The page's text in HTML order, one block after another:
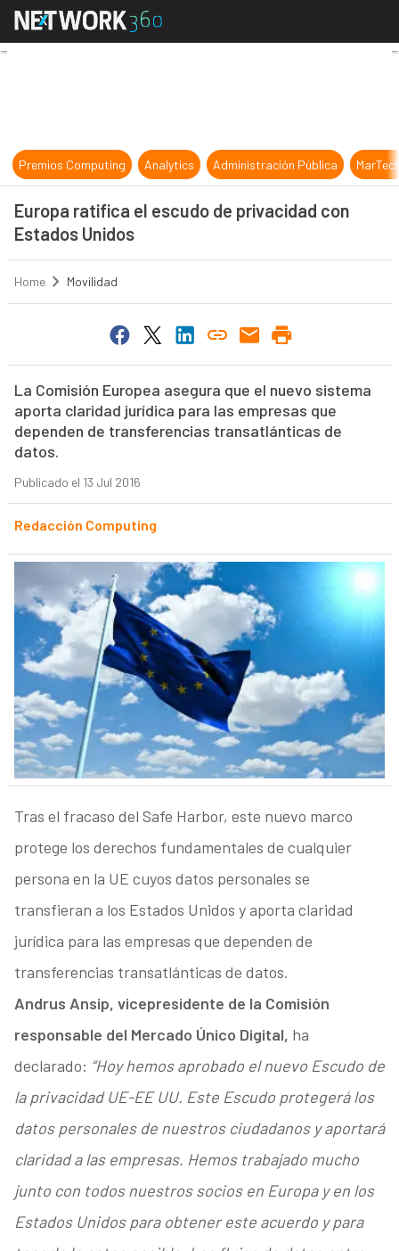
Europa ratifica el escudo de
Premios Computing Analytics Administración Pública
Europa ratifica el escudo de privacidad con
Estados Unidos
Home Movilidad
La Comisión Europea asegura que el nuevo sistema
aporta claridad jurídica para las empresas que
dependen de transferencias transatlánticas de
datos.
Publicado el 13 Jul 2016
Redacción Computing
Tras el fracaso del Safe Harbor, este nuevo marco
protege los derechos fundamentales de cualquier
persona en la UE cuyos datos personales se
transfieran a los Estados Unidos y aporta claridad
jurídica para las empresas que dependen de
transferencias transatlánticas de datos.
Andrus Ansip, vicepresidente de la Comisión
responsable del Mercado Único Digital, ha
declarado: “Hoy hemos aprobado el nuevo Escudo de
la privacidad UE-EE UU. Este Escudo protegerá los
datos personales de nuestros ciudadanos y aportará
claridad a las empresas. Hemos trabajado mucho
junto con todos nuestros socios en Europa y en los
Estados Unidos para obtener este acuerdo y para